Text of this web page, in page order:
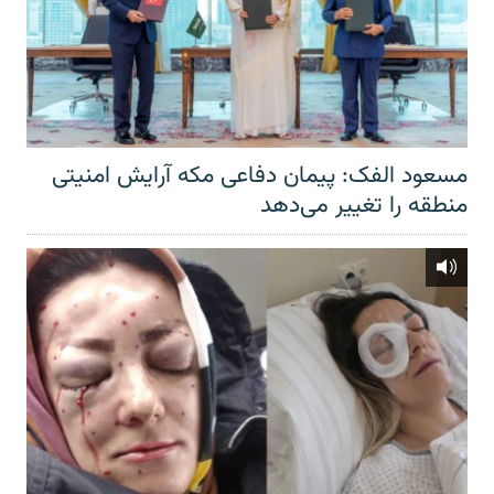
مسعود الفک: پیمان دفاعی مکه آرایش امنیتی
منطقه را تغییر می‌دهد